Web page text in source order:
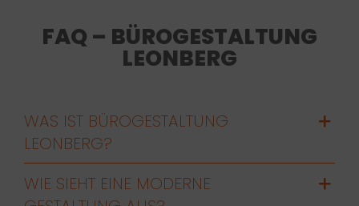
FAQ – BÜROGESTALTUNG
LEONBERG
WAS IST BÜROGESTALTUNG
LEONBERG?
WIE SIEHT EINE MODERNE